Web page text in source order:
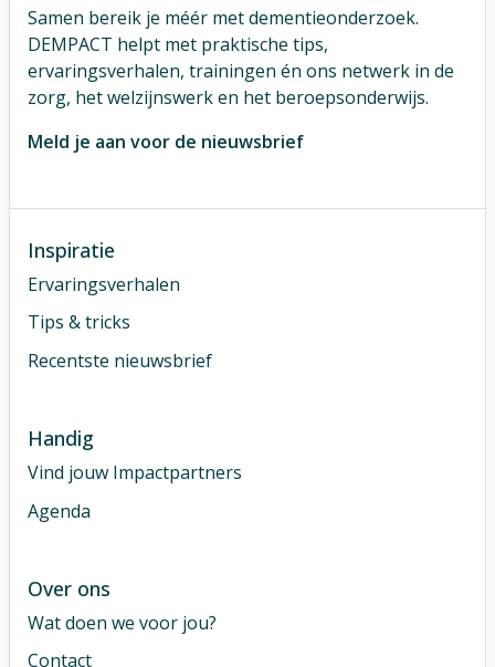
Samen bereik je méér met dementieonderzoek.
DEMPACT helpt met praktische tips,
ervaringsverhalen, trainingen én ons netwerk in de
zorg, het welzijnswerk en het beroepsonderwijs.
Meld je aan voor de nieuwsbrief
Inspiratie
Ervaringsverhalen
Tips & tricks
Recentste nieuwsbrief
Handig
Vind jouw Impactpartners
Agenda
Over ons
Wat doen we voor jou?
Contact